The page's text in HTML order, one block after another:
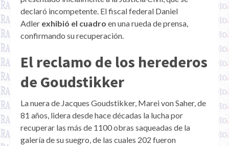
declaró incompetente. El fiscal federal Daniel
Adler exhibió el cuadro en una rueda de prensa,
confirmando su recuperación.
El reclamo de los herederos
de Goudstikker
La nuera de Jacques Goudstikker, Marei von Saher, de
81 años, lidera desde hace décadas la lucha por
recuperar las más de 1100 obras saqueadas de la
galería de su suegro, de las cuales 202 fueron